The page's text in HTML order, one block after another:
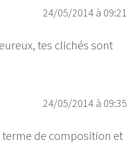
24/05/2014 à 09:21
tes clichés sont
24/05/2014 à 09:35
de composition et